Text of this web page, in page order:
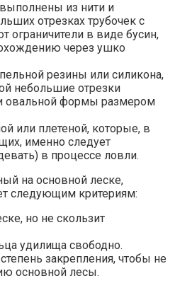
из нити и
отрезках трубочек с
ограничители в виде бусин,
через ушко
резины или силикона,
небольшие отрезки
овальной формы размером
или плетеной, которые, в
именно следует
в процессе ловли.
на основной леске,
следующим критериям:
но не скользит
удилища свободно.
закрепления, чтобы не
основной лесы.